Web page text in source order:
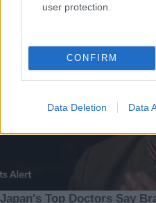
user protection.
CONFIRM
Data Deletion Data